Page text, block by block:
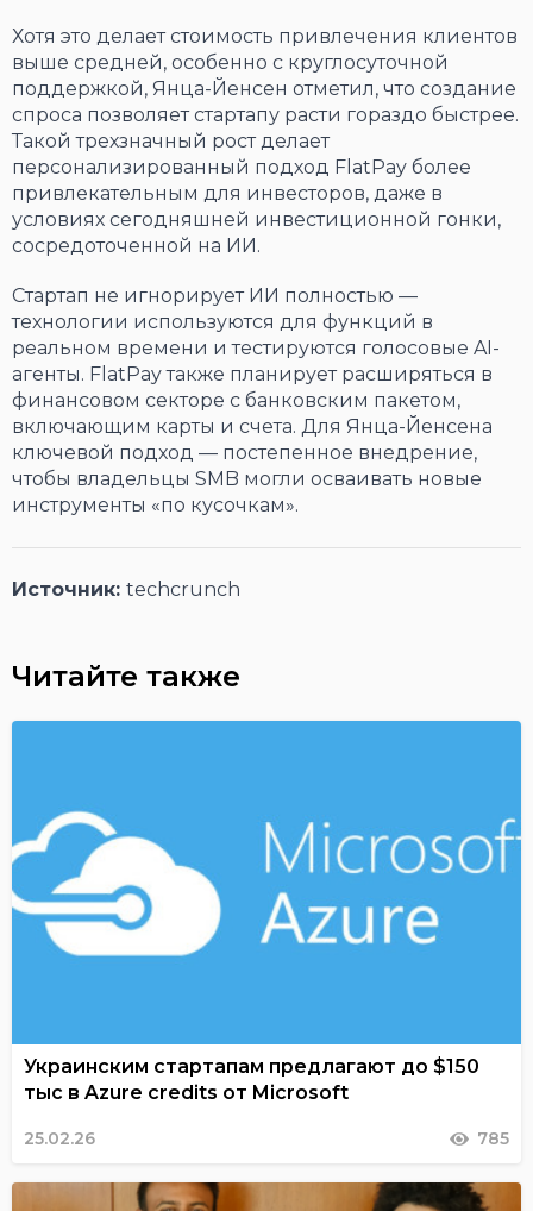
Хотя это делает стоимость привлечения клиентов
выше средней, особенно с круглосуточной
поддержкой, Янца-Йенсен отметил, что создание
спроса позволяет стартапу расти гораздо быстрее.
Такой трехзначный рост делает
персонализированный подход FlatPay более
привлекательным для инвесторов, даже в
условиях сегодняшней инвестиционной гонки,
сосредоточенной на ИИ.
Стартап не игнорирует ИИ полностью —
технологии используются для функций в
реальном времени и тестируются голосовые AI-
агенты. FlatPay также планирует расширяться в
финансовом секторе с банковским пакетом,
включающим карты и счета. Для Янца-Йенсена
ключевой подход — постепенное внедрение,
чтобы владельцы SMB могли осваивать новые
инструменты «по кусочкам».
Источник: techcrunch
Читайте также
Украинским стартапам предлагают до $150
тыс в Azure credits от Microsoft
25.02.26 785